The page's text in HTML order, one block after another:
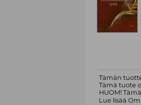
Tämän
Tämä tuote
HUOM!
Lue lisää